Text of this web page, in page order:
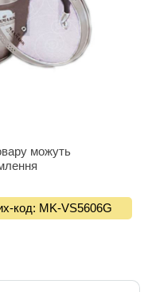
можуть
код: MK-VS5606G